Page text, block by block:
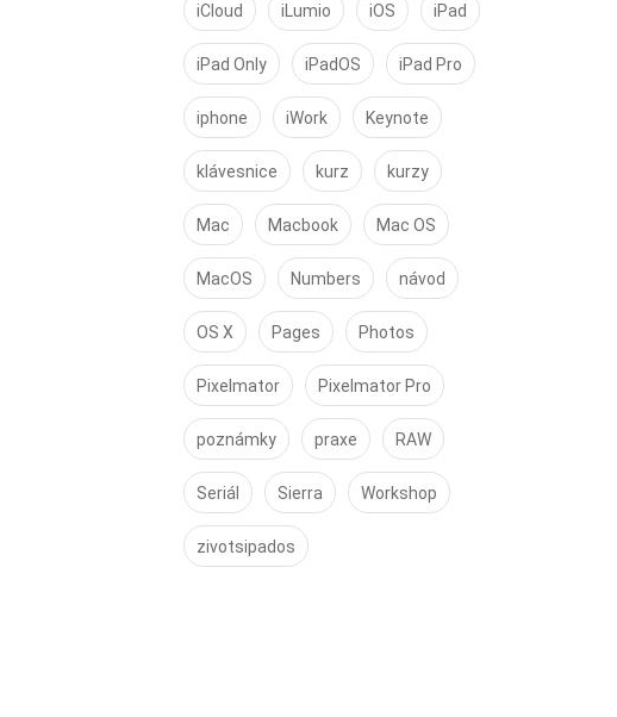
iCloud iLumio iOS iPad
iPad Only iPadOS iPad Pro
iphone iWork Keynote
klávesnice kurz kurzy
Mac Macbook Mac OS
MacOS Numbers návod
OS X Pages Photos
Pixelmator Pixelmator Pro
poznámky praxe RAW
Seriál Sierra Workshop
zivotsipados